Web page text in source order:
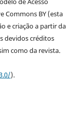
Commons BY (esta
e criação a partir da
devidos créditos
como da revista.
).